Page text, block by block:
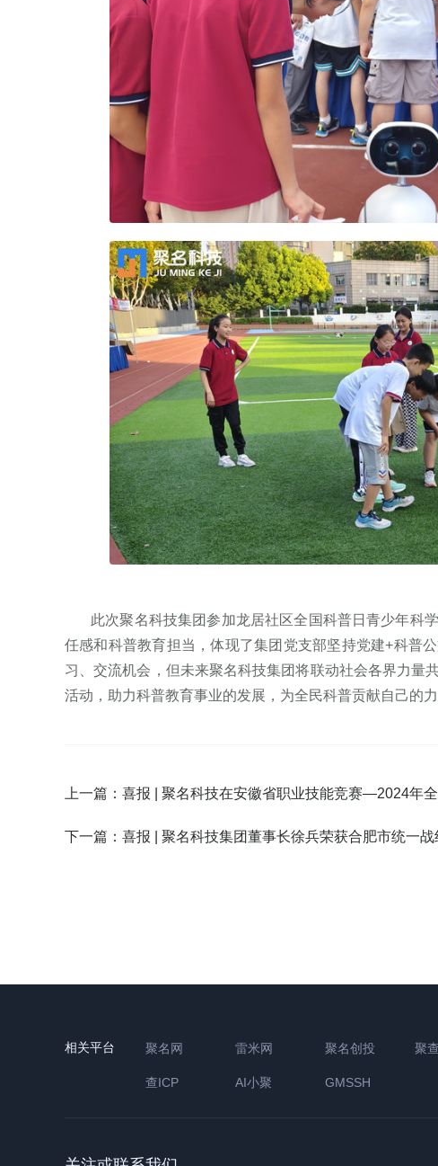
此次聚名科技集团参加龙居社区全国科普日青少年科
任感和科普教育担当，体现了集团党支部坚持党建+科普
习、交流机会，但未来聚名科技集团将联动社会各界力量
活动，助力科普教育事业的发展，为全民科普贡献自己的力
上一篇： 喜报 | 聚名科技在安徽省职业技能竞赛—2024年
下一篇： 喜报 | 聚名科技集团董事长徐兵荣获合肥市统一战
相关平台 聚名网 雷米网 聚名创投 聚
查ICP AI小聚 GMSSH